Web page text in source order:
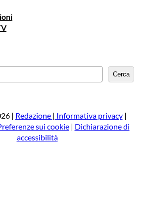
e
a
Cerca
| Redazione | Informativa privacy|
sui cookie| Dichiarazione di
accessibilità